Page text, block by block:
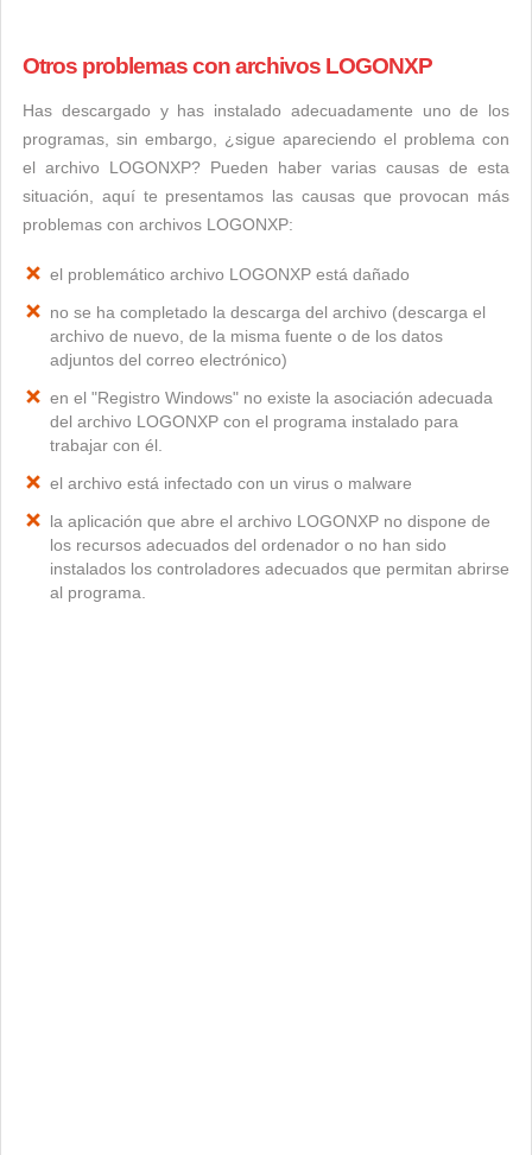
Otros problemas con archivos LOGONXP
Has descargado y has instalado adecuadamente uno de los
programas, sin embargo, ¿sigue apareciendo el problema con
el archivo LOGONXP? Pueden haber varias causas de esta
situación, aquí te presentamos las causas que provocan más
problemas con archivos LOGONXP:
el problemático archivo LOGONXP está dañado
no se ha completado la descarga del archivo (descarga el
archivo de nuevo, de la misma fuente o de los datos
adjuntos del correo electrónico)
en el "Registro Windows" no existe la asociación adecuada
del archivo LOGONXP con el programa instalado para
trabajar con él.
el archivo está infectado con un virus o malware
la aplicación que abre el archivo LOGONXP no dispone de
los recursos adecuados del ordenador o no han sido
instalados los controladores adecuados que permitan abrirse
al programa.